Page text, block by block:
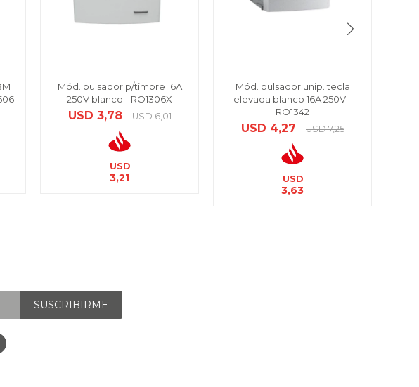
Mód. pulsador p/timbre 16A
250V blanco - RO1306X
USD 3,78 USD 6,01
USD
3,21
Mód. pulsador unip. tecla
elevada blanco 16A 250V -
RO1342
USD 4,27 USD 7,25
USD
3,63
SUSCRIBIRME